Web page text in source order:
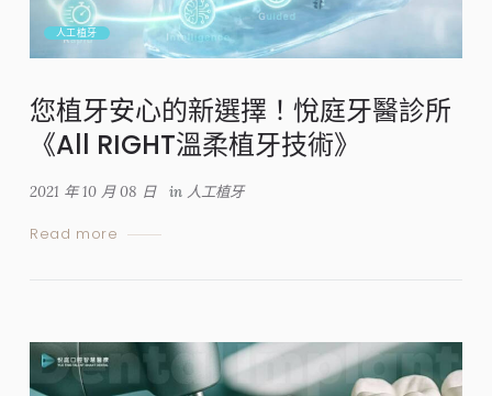
人工植牙
您植牙安心的新選擇！悅庭牙醫診所
《All RIGHT溫柔植牙技術》
2021 年 10 月 08 日 in 人工植牙
Read more